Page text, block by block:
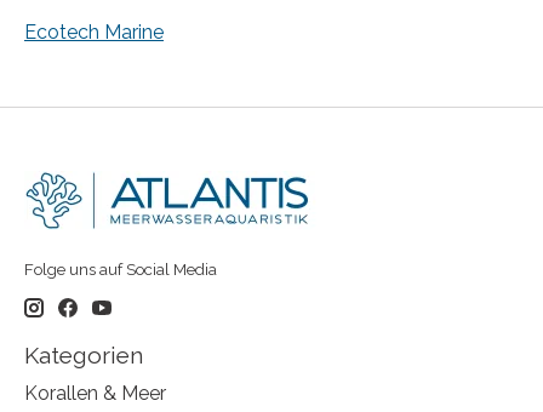
Ecotech Marine
Folge uns auf Social Media
Kategorien
Korallen & Meer